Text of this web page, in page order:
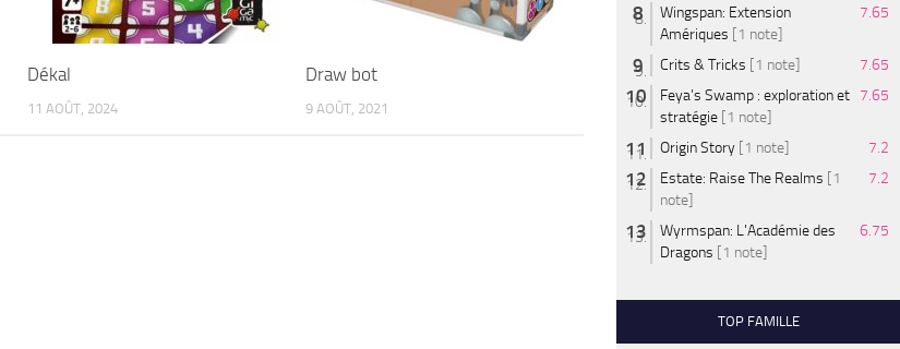
Dékal
11 AOÛT, 2024
Draw bot
9 AOÛT, 2021
Wingspan: Extension
Amériques [1 note]
7.65
Crits & Tricks [1 note]
7.65
Feya’s Swamp : exploration et
stratégie [1 note]
7.65
Origin Story [1 note]
7.2
Estate: Raise The Realms [1
note]
7.2
Wyrmspan: L'Académie des
Dragons [1 note]
6.75
TOP FAMILLE